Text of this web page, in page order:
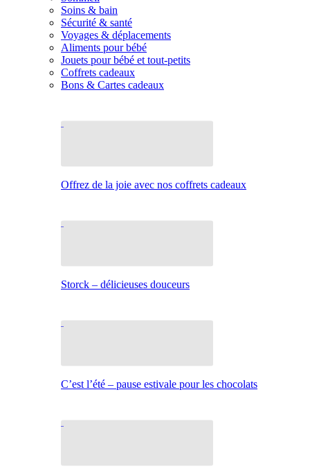
Soins & bain
Sécurité & santé
Voyages & déplacements
Aliments pour bébé
Jouets pour bébé et tout-petits
Coffrets cadeaux
Bons & Cartes cadeaux
Offrez de la joie avec nos coffrets cadeaux
Storck – délicieuses douceurs
C’est l’été – pause estivale pour les chocolats